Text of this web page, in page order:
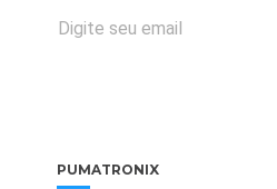
PUMATRONIX